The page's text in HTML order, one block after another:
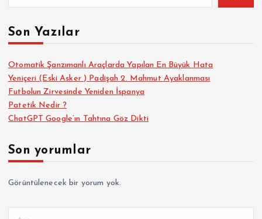
Son Yazılar
Otomatik Şanzımanlı Araçlarda Yapılan En Büyük Hata
Yeniçeri (Eski Asker ) Padişah 2. Mahmut Ayaklanması
Futbolun Zirvesinde Yeniden İspanya
Patetik Nedir ?
ChatGPT Google’ın Tahtına Göz Dikti
Son yorumlar
Görüntülenecek bir yorum yok.